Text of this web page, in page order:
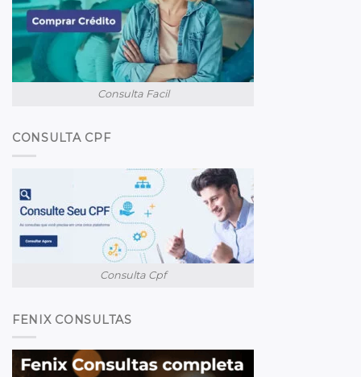
Consulta Facil
CONSULTA CPF
Consulta Cpf
FENIX CONSULTAS